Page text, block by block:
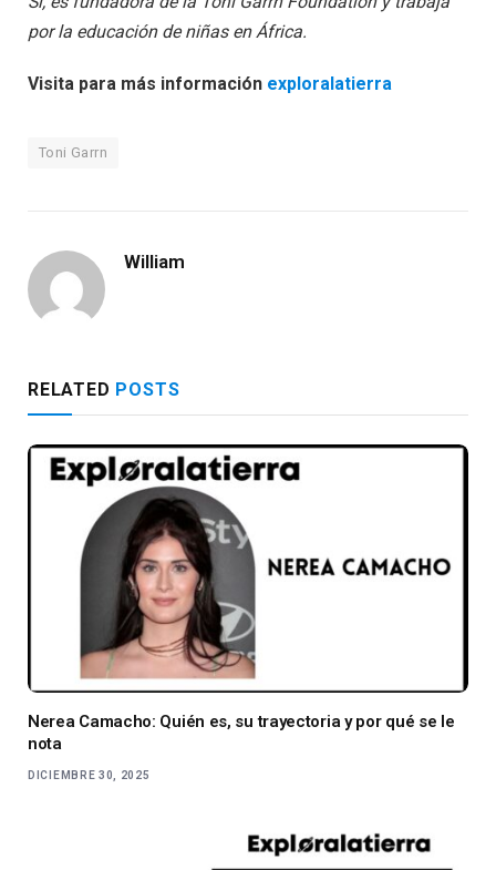
por la educación de niñas en África.
Visita para más información exploralatierra
Toni Garrn
William
RELATED POSTS
Nerea Camacho: Quién es, su trayectoria y por qué se le
nota
DICIEMBRE 30, 2025